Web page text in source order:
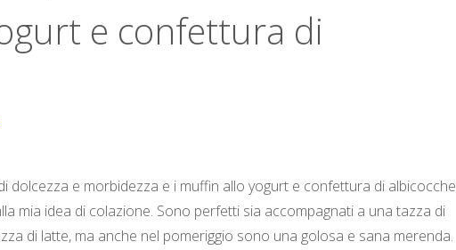
e confettura di
dolcezza e morbidezza e i muffin allo yogurt e confettura di albicocche
mia idea di colazione. Sono perfetti sia accompagnati a una tazza di
di latte, ma anche nel pomeriggio sono una golosa e sana merenda.